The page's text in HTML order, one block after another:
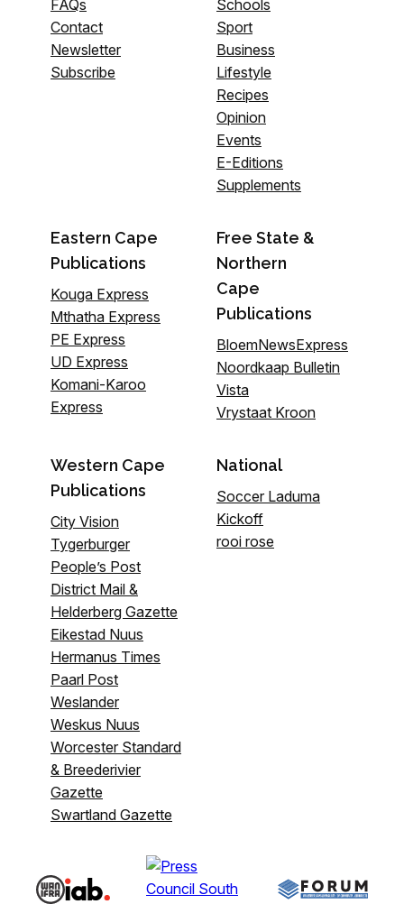
FAQs
Contact
Newsletter
Subscribe
Schools
Sport
Business
Lifestyle
Recipes
Opinion
Events
E-Editions
Supplements
Eastern Cape
Publications
Kouga Express
Mthatha Express
PE Express
UD Express
Komani-Karoo
Express
Free State &
Northern
Cape
Publications
BloemNewsExpress
Noordkaap Bulletin
Vista
Vrystaat Kroon
Western Cape
Publications
City Vision
Tygerburger
People’s Post
District Mail &
Helderberg Gazette
Eikestad Nuus
Hermanus Times
Paarl Post
Weslander
Weskus Nuus
Worcester Standard
& Breederivier
Gazette
Swartland Gazette
National
Soccer Laduma
Kickoff
rooi rose